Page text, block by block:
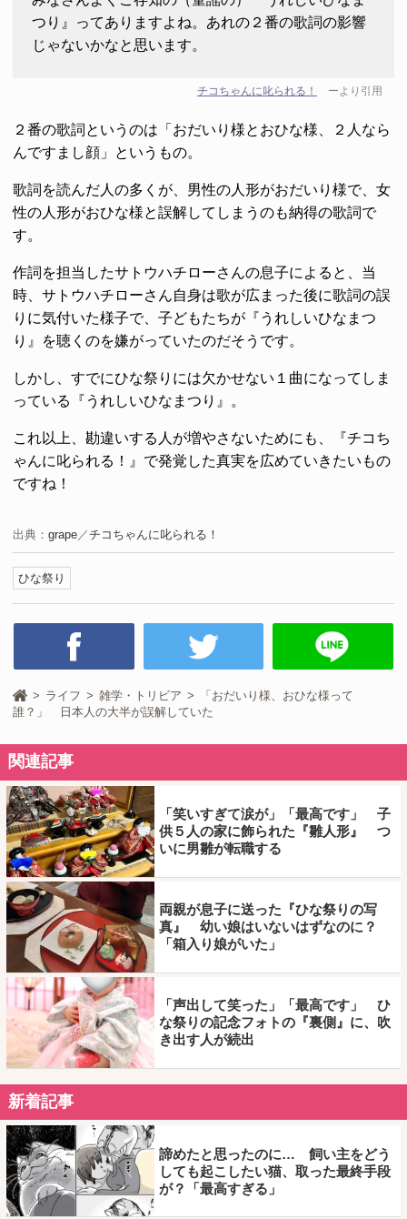
つり』ってありますよね。あれの２番の歌詞の影響
じゃないかなと思います。
チコちゃんに叱られる！ ーより引用
２番の歌詞というのは「おだいり様とおひな様、２人なら
んですまし顔」というもの。
歌詞を読んだ人の多くが、男性の人形がおだいり様で、女
性の人形がおひな様と誤解してしまうのも納得の歌詞で
す。
作詞を担当したサトウハチローさんの息子によると、当
時、サトウハチローさん自身は歌が広まった後に歌詞の誤
りに気付いた様子で、子どもたちが『うれしいひなまつ
り』を聴くのを嫌がっていたのだそうです。
しかし、すでにひな祭りには欠かせない１曲になってしま
っている『うれしいひなまつり』。
これ以上、勘違いする人が増やさないためにも、『チコち
ゃんに叱られる！』で発覚した真実を広めていきたいもの
ですね！
出典： grape ／チコちゃんに叱られる！
ひな祭り
ライフ 雑学・トリビア
「おだいり様、おひな様って
誰？」 日本人の大半が誤解していた
関連記事
「笑いすぎて涙が」「最高です」 子
供５人の家に飾られた『雛人形』 つ
いに男雛が転職する
両親が息子に送った『ひな祭りの写
真』 幼い娘はいないはずなのに？
「箱入り娘がいた」
「声出して笑った」「最高です」 ひ
な祭りの記念フォトの『裏側』に、吹
き出す人が続出
新着記事
諦めたと思ったのに… 飼い主をどう
しても起こしたい猫、取った最終手段
が？「最高すぎる」